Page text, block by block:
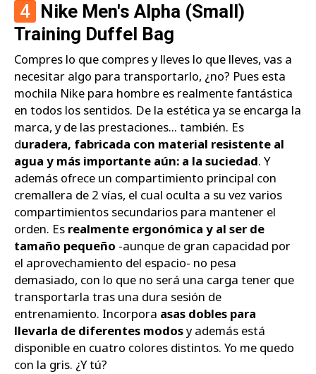
4 Nike Men's Alpha (Small)
Training Duffel Bag
Compres lo que compres y lleves lo que lleves, vas a
necesitar algo para transportarlo, ¿no? Pues esta
mochila Nike para hombre es realmente fantástica
en todos los sentidos. De la estética ya se encarga la
marca, y de las prestaciones... también. Es
duradera, fabricada con material resistente al
agua y más importante aún: a la suciedad. Y
además ofrece un compartimiento principal con
cremallera de 2 vías, el cual oculta a su vez varios
compartimientos secundarios para mantener el
orden. Es realmente ergonómica y al ser de
tamaño pequeño -aunque de gran capacidad por
el aprovechamiento del espacio- no pesa
demasiado, con lo que no será una carga tener que
transportarla tras una dura sesión de
entrenamiento. Incorpora asas dobles para
llevarla de diferentes modosy además está
disponible en cuatro colores distintos. Yo me quedo
con la gris. ¿Y tú?